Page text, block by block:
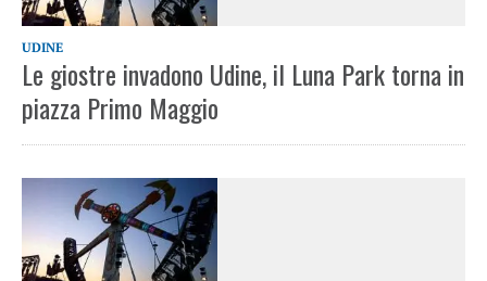
UDINE
Le giostre invadono Udine, il Luna Park torna in
piazza Primo Maggio